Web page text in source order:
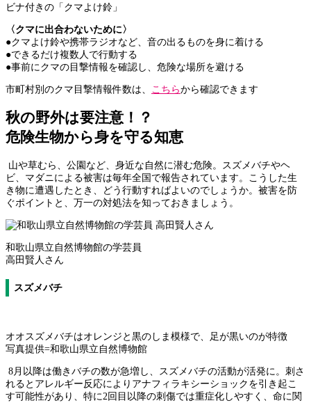
ビナ付きの「クマよけ鈴」
〈クマに出合わないために〉
●クマよけ鈴や携帯ラジオなど、音の出るものを身に着ける
●できるだけ複数人で行動する
●事前にクマの目撃情報を確認し、危険な場所を避ける
市町村別のクマ目撃情報件数は、 こちらから確認できます︎
秋の野外は要注意！？
危険生物から身を守る知恵
山や草むら、公園など、身近な自然に潜む危険。スズメバチやヘ
ビ、マダニによる被害は毎年全国で報告されています。こうした生
き物に遭遇したとき、どう行動すればよいのでしょうか。被害を防
ぐポイントと、万一の対処法を知っておきましょう。
和歌山県立自然博物館の学芸員
高田賢人さん
スズメバチ
オオスズメバチはオレンジと黒のしま模様で、足が黒いのが特徴
写真提供=和歌山県立自然博物館
8月以降は働きバチの数が急増し、スズメバチの活動が活発に。刺さ
れるとアレルギー反応によりアナフィラキシーショックを引き起こ
す可能性があり、特に2回目以降の刺傷では重症化しやすく、命に関